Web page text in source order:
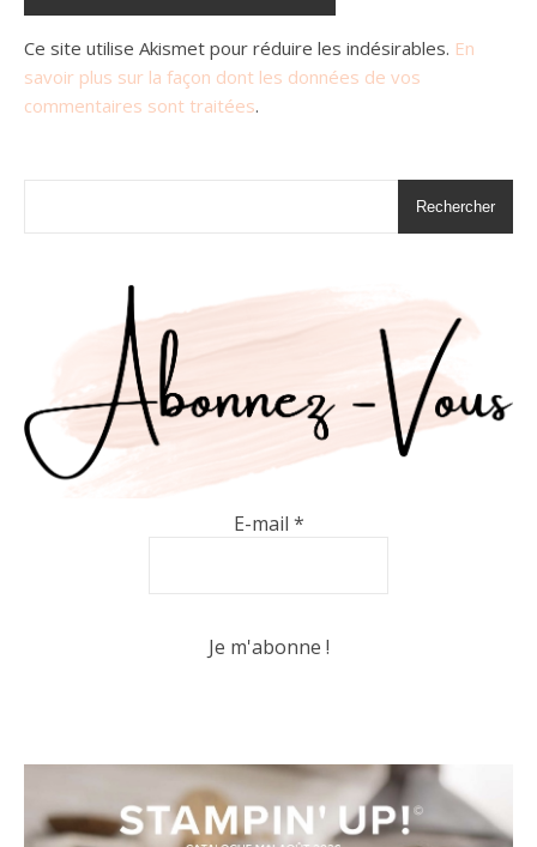
Ce site utilise Akismet pour réduire les indésirables. En
savoir plus sur la façon dont les données de vos
commentaires sont traitées.
Rechercher
E-mail *